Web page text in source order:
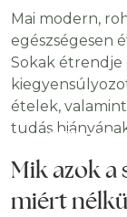
Mai modern,
egészségesen
Sokak
ételek,
tudás
Mik azok a
miért